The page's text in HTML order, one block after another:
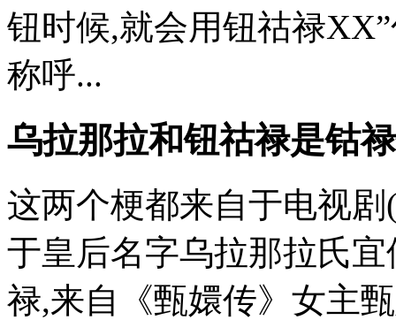
钮时候,就会用钮祜禄
称呼...
乌拉那拉和钮祜禄是钴
这两个梗都来自于电视
于皇后名字乌拉那拉氏
禄,来自《甄嬛传》女主